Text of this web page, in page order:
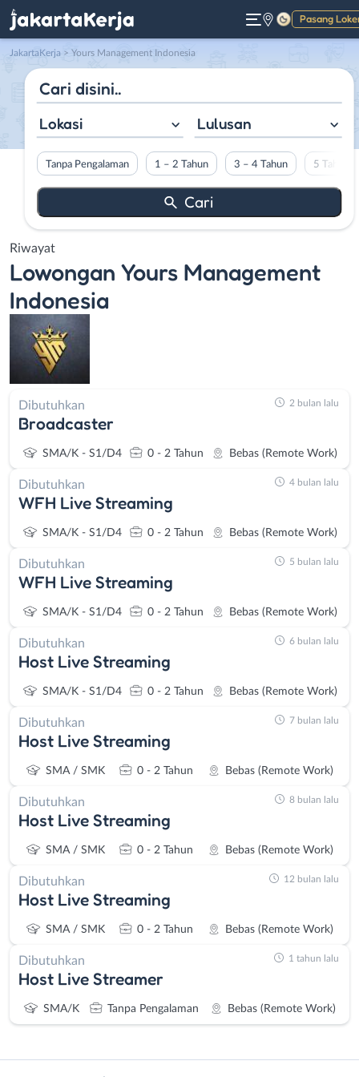
Pasang
Gelap
JakartaKerja > Yours Management Indonesia
Lokasi Lulusan
Tanpa Pengalaman 1 – 2 Tahun 3 – 4 Tahun 5 Tahun
Riwayat
Lowongan Yours Management
Indonesia
Dibutuhkan
Broadcaster
SMA/K - S1/D4 0 - 2 Tahun Bebas (Remote Work)
2 bulan lalu
Dibutuhkan
WFH Live Streaming
SMA/K - S1/D4 0 - 2 Tahun Bebas (Remote Work)
4 bulan lalu
Dibutuhkan
WFH Live Streaming
SMA/K - S1/D4 0 - 2 Tahun Bebas (Remote Work)
5 bulan lalu
Dibutuhkan
Host Live Streaming
SMA/K - S1/D4 0 - 2 Tahun Bebas (Remote Work)
6 bulan lalu
Dibutuhkan
Host Live Streaming
SMA / SMK 0 - 2 Tahun Bebas (Remote Work)
7 bulan lalu
Dibutuhkan
Host Live Streaming
SMA / SMK 0 - 2 Tahun Bebas (Remote Work)
8 bulan lalu
Dibutuhkan
Host Live Streaming
SMA / SMK 0 - 2 Tahun Bebas (Remote Work)
12 bulan lalu
Dibutuhkan
Host Live Streamer
SMA/K Tanpa Pengalaman Bebas (Remote Work)
1 tahun lalu